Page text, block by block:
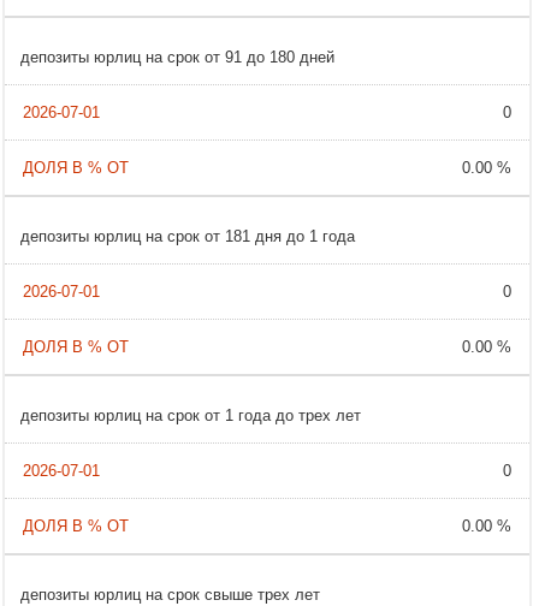
депозиты юрлиц на срок от 91 до 180 дней
0
0.00 %
депозиты юрлиц на срок от 181 дня до 1 года
0
0.00 %
депозиты юрлиц на срок от 1 года до трех лет
0
0.00 %
депозиты юрлиц на срок свыше трех лет